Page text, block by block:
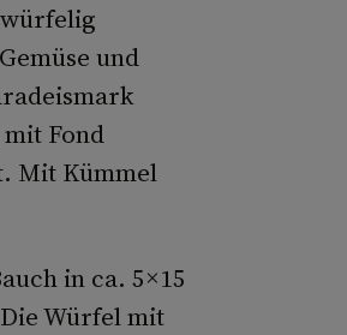
und
Fond
Mit Kümmel
in ca. 5×15
Würfel mit